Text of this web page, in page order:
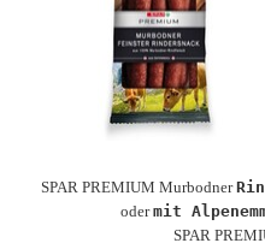
SPAR PREMIUM Murbodner
oder mit
SPAR